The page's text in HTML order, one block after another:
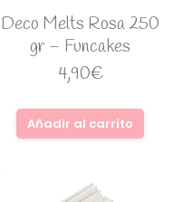
Deco Melts Rosa 250
gr – Funcakes
4,90€
Añadir al carrito